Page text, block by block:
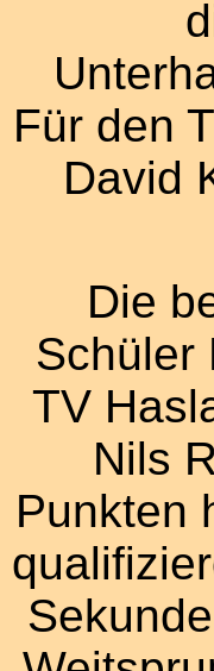
Für den
David
Die
Schüler
TV
Nils
Punkten